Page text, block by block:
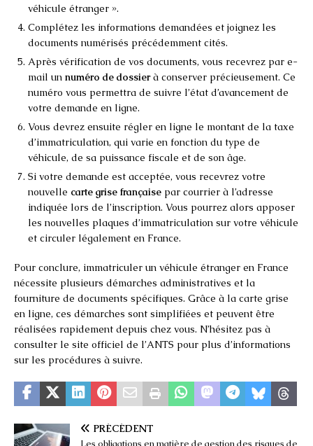
véhicule étranger ».
Complétez les informations demandées et joignez les
documents numérisés précédemment cités.
Après vérification de vos documents, vous recevrez par e-
mail un numéro de dossierà conserver précieusement. Ce
numéro vous permettra de suivre l’état d’avancement de
votre demande en ligne.
Vous devrez ensuite régler en ligne le montant de la taxe
d’immatriculation, qui varie en fonction du type de
véhicule, de sa puissance fiscale et de son âge.
Si votre demande est acceptée, vous recevrez votre
nouvelle carte grise française par courrier à l’adresse
indiquée lors de l’inscription. Vous pourrez alors apposer
les nouvelles plaques d’immatriculation sur votre véhicule
et circuler légalement en France.
Pour conclure, immatriculer un véhicule étranger en France
nécessite plusieurs démarches administratives et la
fourniture de documents spécifiques. Grâce à la carte grise
en ligne, ces démarches sont simplifiées et peuvent être
réalisées rapidement depuis chez vous. N’hésitez pas à
consulter le site officiel de l’ANTS pour plus d’informations
sur les procédures à suivre.
PRÉCÉDENT
Les obligations en matière de gestion des risques de